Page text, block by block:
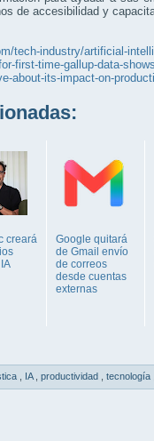
de accesibilidad y
tech-industry/artificial-
first-time-gallup-data-
about-its-impact-on-
creará
Google quitará
de Gmail envío
de correos
desde cuentas
externas
IA productividad tecnología